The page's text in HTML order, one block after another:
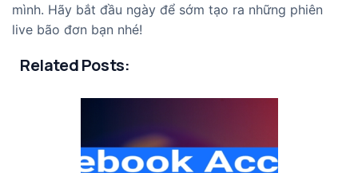
mình. Hãy bắt đầu ngày để sớm tạo ra những phiên
live bão đơn bạn nhé!
Related Posts: